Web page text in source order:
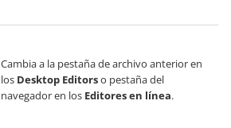
Cambia a la pestaña de archivo anterior en
los Desktop Editorso pestaña del
navegador en los Editores en línea.